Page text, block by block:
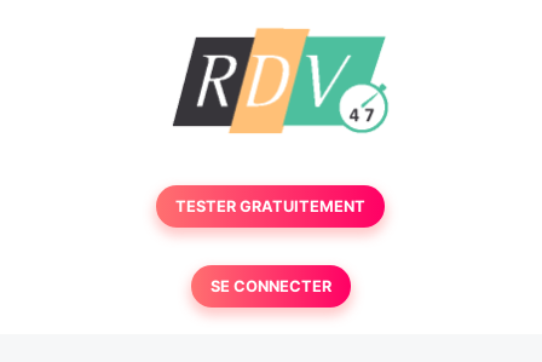
TESTER GRATUITEMENT
SE CONNECTER